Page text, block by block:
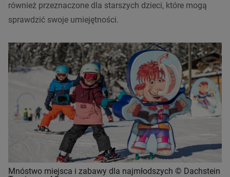
również przeznaczone dla starszych dzieci, które mogą
sprawdzić swoje umiejętności.
Mnóstwo miejsca i zabawy dla najmłodszych © Dachstein